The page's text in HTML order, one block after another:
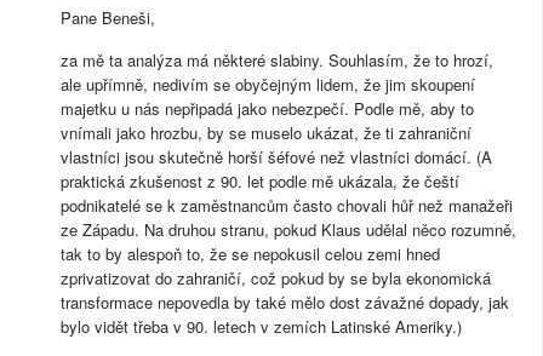
Pane Beneši,
za mě ta analýza má některé slabiny. Souhlasím, že to hrozí,
ale upřímně, nedivím se obyčejným lidem, že jim skoupení
majetku u nás nepřipadá jako nebezpečí. Podle mě, aby to
vnímali jako hrozbu, by se muselo ukázat, že ti zahraniční
vlastníci jsou skutečně horší šéfové než vlastníci domácí. (A
praktická zkušenost z 90. let podle mě ukázala, že čeští
podnikatelé se k zaměstnancům často chovali hůř než manažeři
ze Západu. Na druhou stranu, pokud Klaus udělal něco rozumně,
tak to by alespoň to, že se nepokusil celou zemi hned
zprivatizovat do zahraničí, což pokud by se byla ekonomická
transformace nepovedla by také mělo dost závažné dopady, jak
bylo vidět třeba v 90. letech v zemích Latinské Ameriky.)